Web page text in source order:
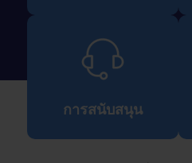
การสนับสนุน